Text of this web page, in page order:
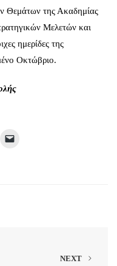
Θεμάτων της Ακαδημίας
Μελετών και
ημερίδες της
Οκτώβριο.
NEXT